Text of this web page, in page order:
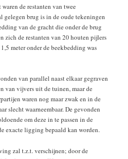
de restanten van twee
gelegen brug is in de oude tekeningen
van de gracht die onder de brug
zich de restanten van 20 houten pijlers
meter onder de beekbedding was
van parallel naast elkaar gegraven
van vijvers uit de tuinen, maar de
waren nog maar zwak en in de
slecht waarneembaar. De gevonden
om deze in te passen in de
exacte ligging bepaald kan worden.
zal t.z.t. verschijnen; door de